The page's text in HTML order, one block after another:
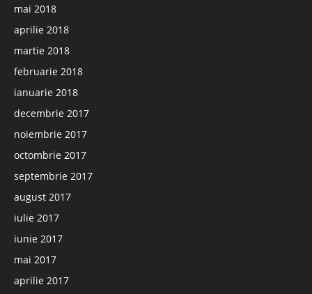
mai 2018
aprilie 2018
martie 2018
februarie 2018
ianuarie 2018
decembrie 2017
noiembrie 2017
octombrie 2017
septembrie 2017
august 2017
iulie 2017
iunie 2017
mai 2017
aprilie 2017